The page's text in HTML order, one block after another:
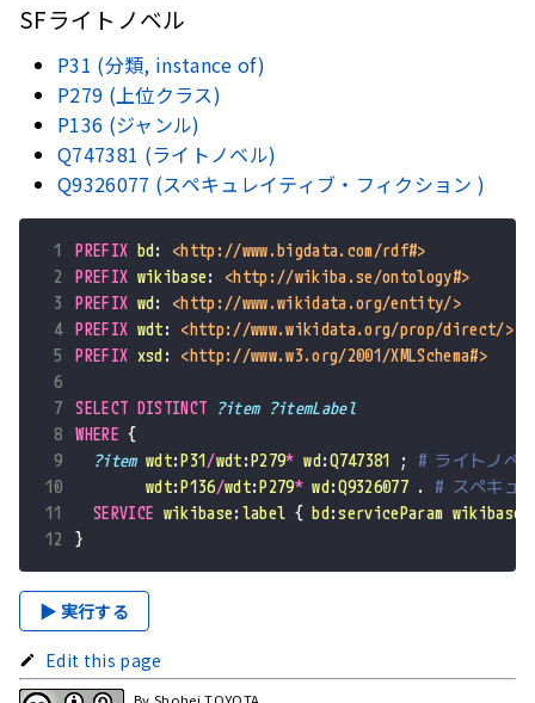
SFライトノベル
P31 (分類, instance of)
P279 (上位クラス)
P136 (ジャンル)
Q747381 (ライトノベル)
Q9326077 (スペキュレイティブ・フィクション )
1 PREFIX bd:
<http://www.bigdata.com/rdf#>
2
PREFIX wikibase:
<http://wikiba.se/ontology#>
3
PREFIX wd:
<http://www.wikidata.org/entity/>
4
PREFIX wdt: <http://www.wikidata.org/prop/direct/>
5
PREFIX xsd: <http://www.w3.org/2001/XMLSchema#>
6
7
SELECT DISTINCT ?item ?itemLabel
8
WHERE {
9
?item wdt:P31/wdt:P279* wd:Q747381 ;
# ライトノベ
10
wdt:P136/wdt:P279* wd:Q9326077 .
# スペキュ
11
SERVICE wikibase:label { bd:serviceParam wikibase
12
}
▶ 実行する
Edit this page